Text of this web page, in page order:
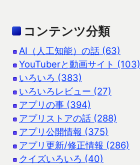
コンテンツ分類
AI（人工知能）の話 (63)
YouTuberと動画サイト (103)
いろいろ (383)
いろいろレビュー (27)
アプリの事 (394)
アプリストアの話 (288)
アプリ公開情報 (375)
アプリ更新/修正情報 (286)
クイズいろいろ (40)